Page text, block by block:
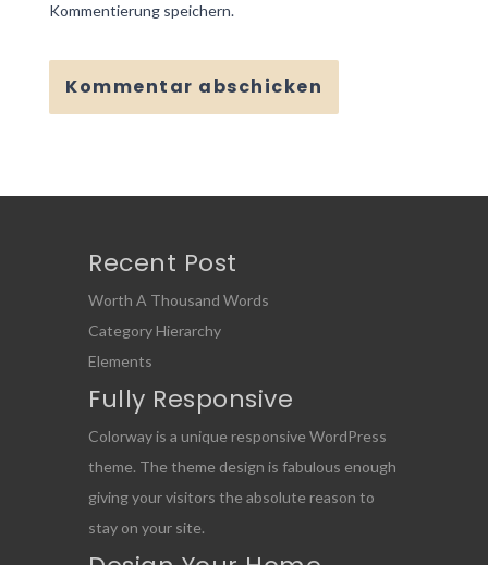
Kommentierung speichern.
Recent Post
Worth A Thousand Words
Category Hierarchy
Elements
Fully Responsive
Colorway is a unique responsive WordPress
theme. The theme design is fabulous enough
giving your visitors the absolute reason to
stay on your site.